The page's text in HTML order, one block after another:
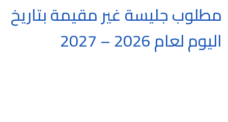
مطلوب جليسة غير مقيمة بتاريخ
اليوم لعام 2026 – 2027